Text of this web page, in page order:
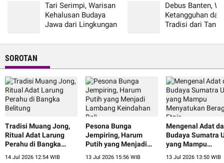
Tari Serimpi, Warisan
Kehalusan Budaya
Jawa dari Lingkungan
Debus Banten,
Ketangguhan
Tradisi dari Tanah
SOROTAN
Tradisi Muang Jong,
Ritual Adat Larung
Perahu di Bangka
Belitung
14 Jul 2026 12:54 WIB
Pesona Bunga
Jempiring, Harum
Putih yang Menjadi
Lambang Keindahan
13 Jul 2026 15:56 WIB
Mengenal Adat
Budaya Sumatra
yang Mampu
Menyatukan
13 Jul 2026 13:50 WIB